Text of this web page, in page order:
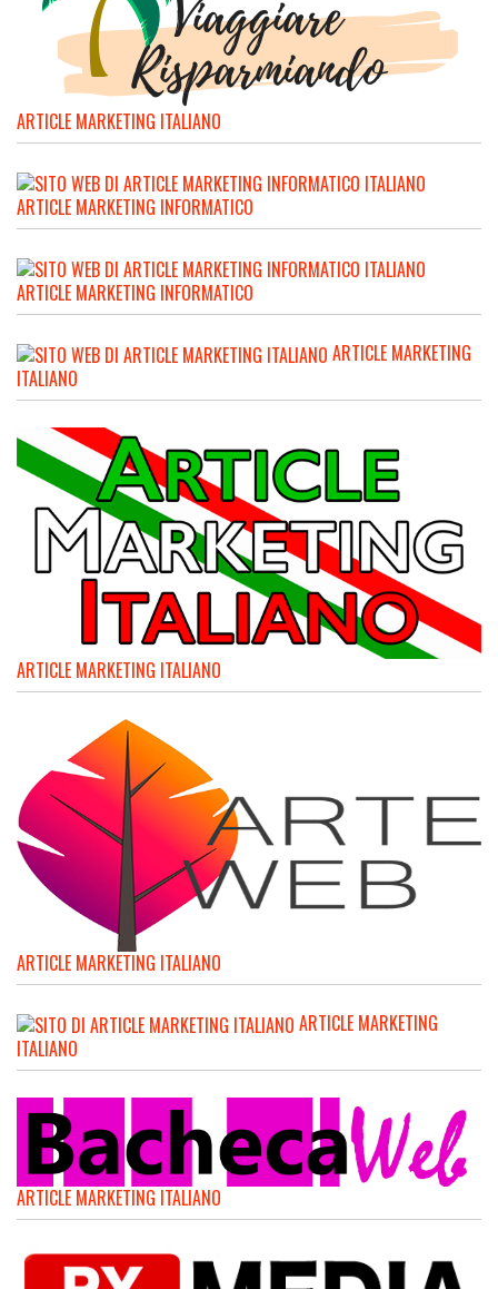
ARTICLE MARKETING ITALIANO
ARTICLE MARKETING INFORMATICO
ARTICLE MARKETING INFORMATICO
ARTICLE MARKETING
ITALIANO
ARTICLE MARKETING ITALIANO
ARTICLE MARKETING ITALIANO
ARTICLE MARKETING
ITALIANO
ARTICLE MARKETING ITALIANO